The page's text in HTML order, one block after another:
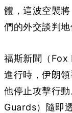
體，這波空襲
們的外交談判地
福斯新聞（Fox
進行時，伊朗
他停止攻擊行
Guards）隨即